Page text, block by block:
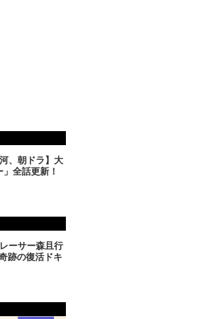
、朝ドラ】大
全話更新！
ーサー森且行
跡の復活ドキ